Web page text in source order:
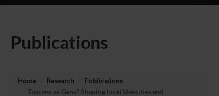
Publications
Home Research
Publications
Tuscans as Gens? Shaping local Identities and